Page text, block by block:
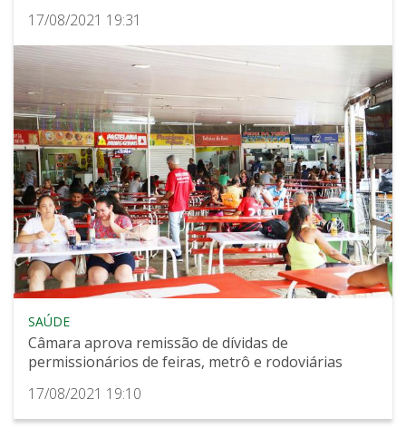
17/08/2021 19:31
SAÚDE
Câmara aprova remissão de dívidas de
permissionários de feiras, metrô e rodoviárias
17/08/2021 19:10